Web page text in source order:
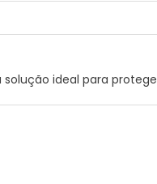
CAPRILOIL. OLEYL
ideal para